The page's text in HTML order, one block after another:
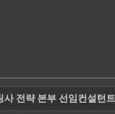
사 전략 본부 선임컨설턴트